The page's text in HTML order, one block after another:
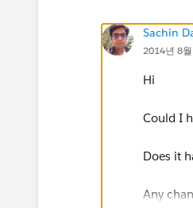
Sachin
2014년 8
Hi
Could I
Does it
Any